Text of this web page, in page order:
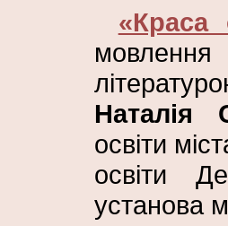
«Краса
Наталія
освіти
освіти
установа